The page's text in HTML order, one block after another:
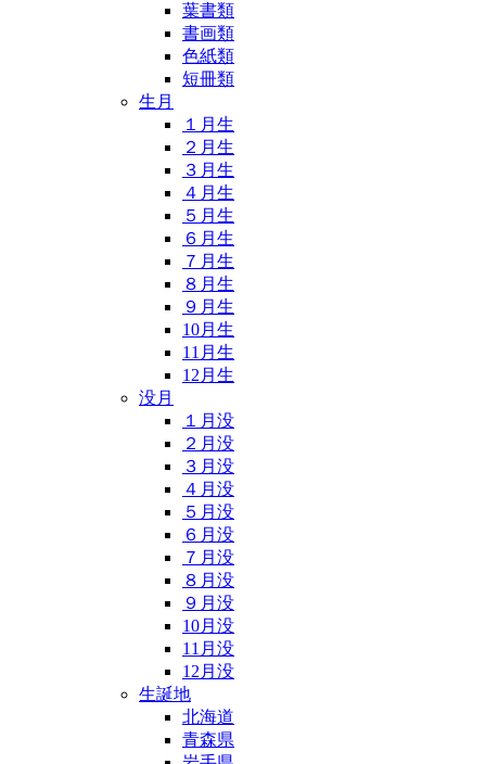
葉書類
書画類
色紙類
短冊類
生月
１月生
２月生
３月生
４月生
５月生
６月生
７月生
８月生
９月生
10月生
11月生
12月生
没月
１月没
２月没
３月没
４月没
５月没
６月没
７月没
８月没
９月没
10月没
11月没
12月没
生誕地
北海道
青森県